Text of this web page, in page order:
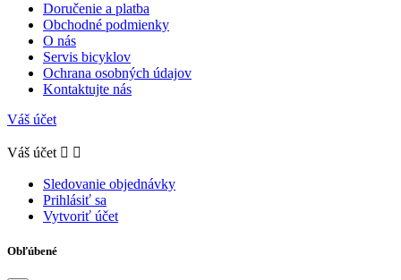
Doručenie a platba
Obchodné podmienky
O nás
Servis bicyklov
Ochrana osobných údajov
Kontaktujte nás
Váš účet
Váš účet  
Sledovanie objednávky
Prihlásiť sa
Vytvoriť účet
Obľúbené